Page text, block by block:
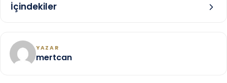
İçindekiler
YAZAR
mertcan